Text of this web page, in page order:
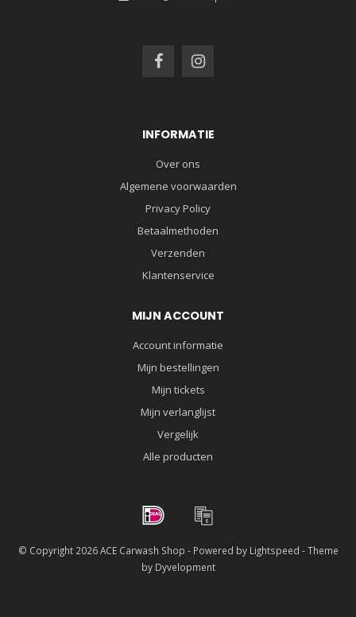
INFORMATIE
Over ons
Algemene voorwaarden
Privacy Policy
Betaalmethoden
Verzenden
Klantenservice
MIJN ACCOUNT
Account informatie
Mijn bestellingen
Mijn tickets
Mijn verlanglijst
Vergelijk
Alle producten
© Copyright 2026 ACE Carwash Shop - Powered by Lightspeed - Theme
by Dyvelopment